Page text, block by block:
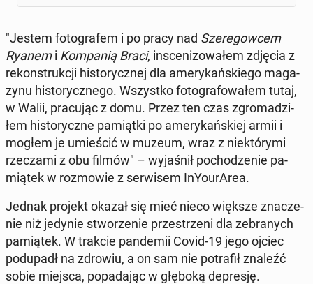
"Jestem fo­to­gra­fem i po pracy nad Sze­re­gow­cem
Ryanemi Kom­pa­nią Braci, in­sce­ni­zo­wa­łem zdjęcia z
re­kon­struk­cji hi­sto­rycz­nej dla ame­ry­kań­skie­go ma­ga­
zy­nu hi­sto­rycz­ne­go. Wszyst­ko fo­to­gra­fo­wa­łem tutaj,
w Walii, pra­cu­jąc z domu. Przez ten czas zgro­ma­dzi­
łem hi­sto­rycz­ne pa­miąt­ki po ame­ry­kań­skiej armii i
mogłem je umie­ścić w muzeum, wraz z nie­któ­ry­mi
rze­cza­mi z obu filmów" – wy­ja­śnił po­cho­dze­nie pa­
mią­tek w roz­mo­wie z ser­wi­sem In­Y­ourA­rea.
Jednak projekt okazał się mieć nieco większe zna­cze­
nie niż jedynie stwo­rze­nie prze­strze­ni dla ze­bra­nych
pa­mią­tek. W trakcie pan­de­mii Covid-19 jego ojciec
pod­upadł na zdrowiu, a on sam nie po­tra­fił znaleźć
sobie miejsca, po­pa­da­jąc w głęboką de­pre­sję.